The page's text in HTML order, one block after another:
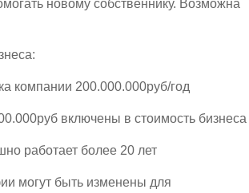
новому собственнику. Возможна
компании 200.000.000руб/год
включены в стоимость бизнеса
работает более 20 лет
могут быть изменены для